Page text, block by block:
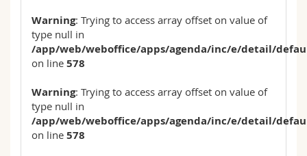
Warning: Trying to access array offset on value of
type null in
/app/web/weboffice/apps/agenda/inc/e/detail/
on line 578
Warning: Trying to access array offset on value of
type null in
/app/web/weboffice/apps/agenda/inc/e/detail/
on line 578